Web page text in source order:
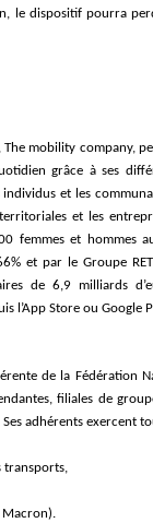
le dispositif pourra
mobility company,
grâce à ses
et les
et les
femmes et hommes
et par le Groupe
de 6,9 milliards
l’App Store ou Google
de la Fédération
filiales de
adhérents exercent
transports,
Macron).